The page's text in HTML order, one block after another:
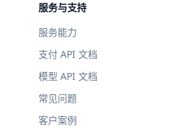
服务与支持
服务能力
支付 API 文档
模型 API 文档
常见问题
客户案例